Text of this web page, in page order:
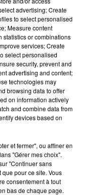
au Parc animalier de...
voir l’éclipse
à la recherche de...
l'OGC Nice
en Lorraine ?
lance un appel à...
advertising; Create
to select personalised
Measure content
statistics or combinations
services; Create
select personalised
security, prevent and
advertising and content;
technologies may
browsing data to offer
on information actively
and combine data from
devices based on
et fermer", ou affiner en
"Gérer mes choix".
"Continuer sans
pour ce site. Vous
consentement à tout
bas de chaque page.